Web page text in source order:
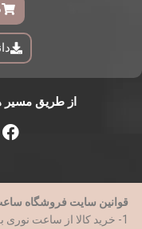
از طریق مسیر
قوانین سایت فروشگاه
1- خرید کالا از ساعت نوری